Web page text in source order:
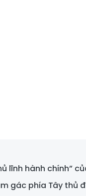
lĩnh hành chính”
gác phía Tây thủ